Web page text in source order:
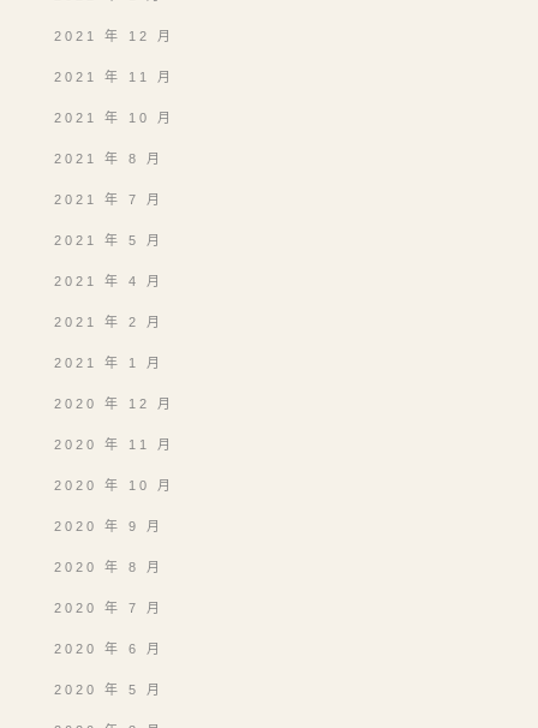
2021 年 12 月
2021 年 11 月
2021 年 10 月
2021 年 8 月
2021 年 7 月
2021 年 5 月
2021 年 4 月
2021 年 2 月
2021 年 1 月
2020 年 12 月
2020 年 11 月
2020 年 10 月
2020 年 9 月
2020 年 8 月
2020 年 7 月
2020 年 6 月
2020 年 5 月